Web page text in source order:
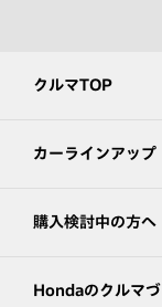
クルマTOP
カーラインアップ
購入検討中の方へ
Hondaのクルマづ